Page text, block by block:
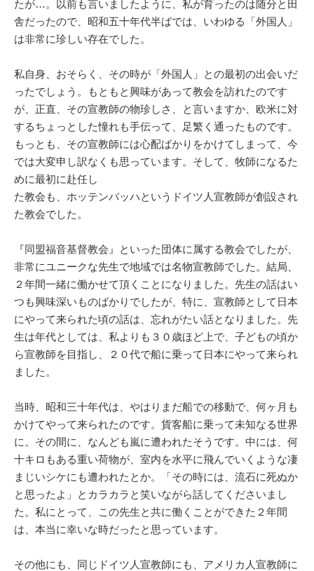
たが…。以前も言いましたように、私が育ったのは随分と田
舎だったので、昭和五十年代半ばでは、いわゆる「外国人」
は非常に珍しい存在でした。
私自身、おそらく、その時が「外国人」との最初の出会いだ
ったでしょう。もともと興味があって教会を訪れたのです
が、正直、その宣教師の物珍しさ、と言いますか、欧米に対
するちょっとした憧れも手伝って、足繁く通ったものです。
もっとも、その宣教師には心配ばかりをかけてしまって、今
では大変申し訳なくも思っています。そして、牧師になるた
めに最初に赴任し
た教会も、ホッテンバッハというドイツ人宣教師が創設され
た教会でした。
『同盟福音基督教会』といった団体に属する教会でしたが、
非常にユニークな先生で地域では名物宣教師でした。結局、
２年間一緒に働かせて頂くことになりました。先生の話はい
つも興味深いものばかりでしたが、特に、宣教師として日本
にやって来られた頃の話は、忘れがたい話となりました。先
生は年代としては、私よりも３０歳ほど上で、子どもの頃か
ら宣教師を目指し、２０代で船に乗って日本にやって来られ
ました。
当時、昭和三十年代は、やはりまだ船での移動で、何ヶ月も
かけてやって来られたのです。貨客船に乗って未知なる世界
に。その間に、なんども嵐に遭われたそうです。中には、何
十キロもある重い荷物が、室内を水平に飛んでいくような凄
まじいシケにも遭われたとか。「その時には、流石に死ぬか
と思ったよ」とカラカラと笑いながら話してくださいまし
た。私にとって、この先生と共に働くことができた２年間
は、本当に幸いな時だったと思っています。
その他にも、同じドイツ人宣教師にも、アメリカ人宣教師に